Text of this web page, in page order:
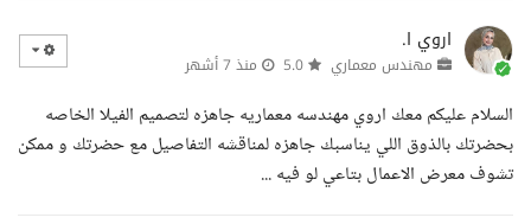
اروي ا.
مهندس معماري منذ 7 أشهر
السلام عليكم معك اروي مهندسه معماريه جاهزه لتصميم الفيلا الخاصه
بحضرتك بالذوق اللي يناسبك جاهزه لمناقشه التفاصيل مع حضرتك و ممكن
تشوف معرض الاعمال بتاعي لو فيه ...